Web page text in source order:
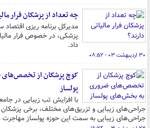
چه تعداد از پزشکان فرار
مدیرکل برنامه ریزی
پزشکی، در خصوص فرار
داد.
۳۰ اردیبهشت ۰۳ - ۰۸:۵۲
کوچ پزشکان از
پولساز
با افزایش تب زیبایی در
جراحی‌های زیبایی و تزریق‌های مختلف، برخی
جراحی‌های زیبایی به سمت این حوزه پولساز مهاجرت